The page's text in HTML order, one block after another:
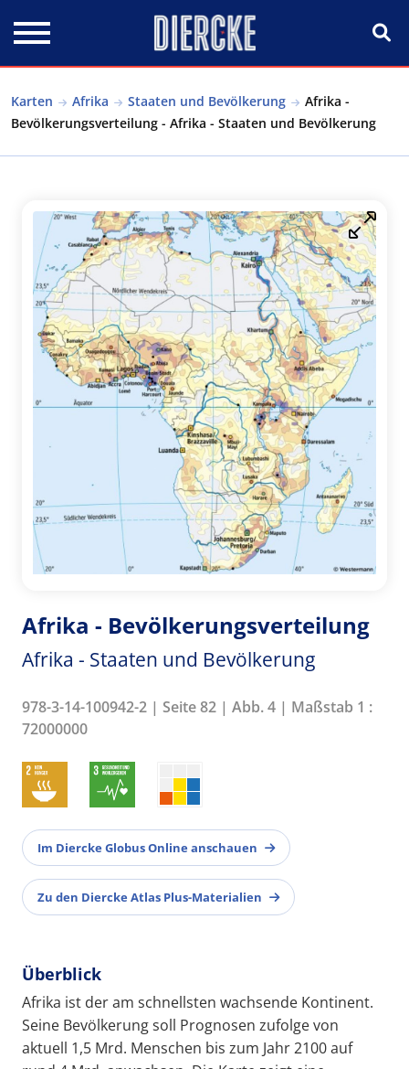
Karten Afrika Staaten und Bevölkerung
Afrika -
Bevölkerungsverteilung - Afrika - Staaten und Bevölkerung
Afrika - Bevölkerungsverteilung
Afrika - Staaten und Bevölkerung
978-3-14-100942-2 | Seite 82 | Abb. 4 | Maßstab 1 :
72000000
Im Diercke Globus Online anschauen
Zu den Diercke Atlas Plus-Materialien
Überblick
Afrika ist der am schnellsten wachsende Kontinent.
Seine Bevölkerung soll Prognosen zufolge von
aktuell 1,5 Mrd. Menschen bis zum Jahr 2100 auf